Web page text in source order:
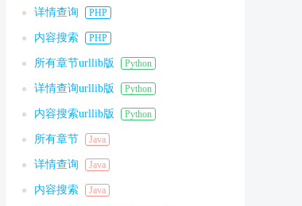
详情查询 PHP
内容搜索 PHP
所有章节urllib版 Python
详情查询urllib版 Python
内容搜索urllib版 Python
所有章节 Java
详情查询 Java
内容搜索 Java